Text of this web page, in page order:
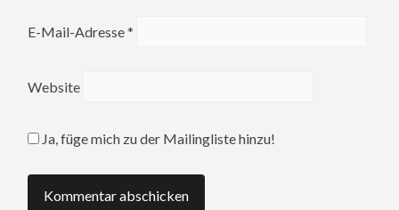
E-Mail-Adresse*
Website
Ja, füge mich zu der Mailingliste hinzu!